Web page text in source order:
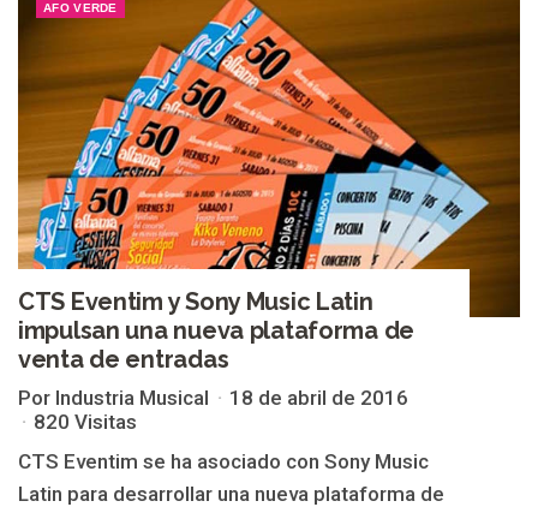
AFO VERDE
CTS Eventim y Sony Music Latin
impulsan una nueva plataforma de
venta de entradas
Por Industria Musical
18 de abril de 2016
820 Visitas
CTS Eventim se ha asociado con Sony Music
Latin para desarrollar una nueva plataforma de